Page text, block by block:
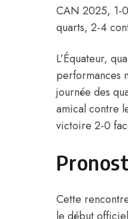
CAN 2025, 1-
quarts, 2-4
L’Équateur,
performances
journée des
amical contre
victoire 2-0
Cette